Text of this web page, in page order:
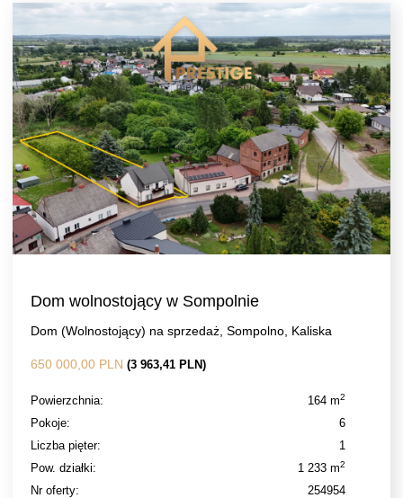
Dom wolnostojący w Sompolnie
Dom (Wolnostojący) na sprzedaż, Sompolno, Kaliska
650 000,00 PLN (3 963,41 PLN)
Powierzchnia: 164 m2
Pokoje:
6
Liczba pięter:
1
Pow. działki:
1 233 m2
Nr oferty: 254954